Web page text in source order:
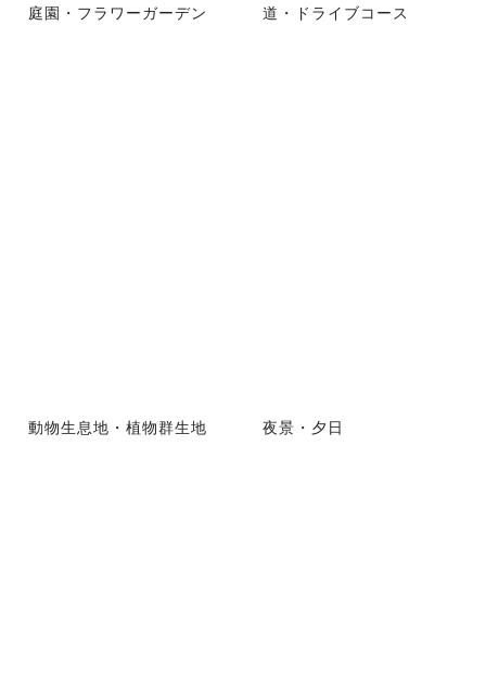
庭園・フラワーガーデン 道・ドライブコース
動物生息地・植物群生地 夜景・夕日